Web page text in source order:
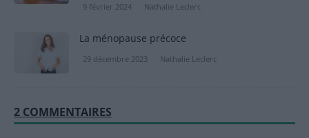
9 février 2024 Nathalie Leclerc
La ménopause précoce
29 décembre 2023 Nathalie Leclerc
2 COMMENTAIRES